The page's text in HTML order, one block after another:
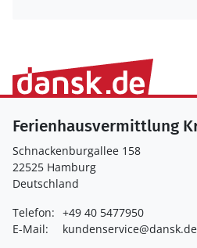
Ferienhausvermittlung
Schnackenburgallee 158
22525 Hamburg
Deutschland
Telefon: +49 40 5477950
E-Mail:
kundenservice@dansk.de